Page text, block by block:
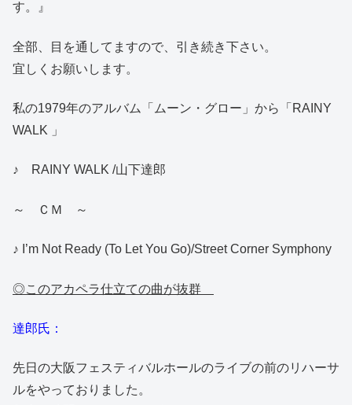
す。』
全部、目を通してますので、引き続き下さい。
宜しくお願いします。
私の1979年のアルバム「ムーン・グロー」から「RAINY
WALK 」
♪ RAINY WALK /山下達郎
～ ＣＭ ～
♪ I’m Not Ready (To Let You Go)/Street Corner Symphony
◎このアカペラ仕立ての曲が抜群
達郎氏：
先日の大阪フェスティバルホールのライブの前のリハーサ
ルをやっておりました。